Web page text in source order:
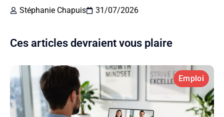
Stéphanie Chapuis
31/07/2026
Ces articles devraient vous plaire
Emploi